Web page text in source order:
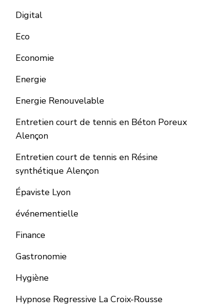
Digital
Eco
Economie
Energie
Energie Renouvelable
Entretien court de tennis en Béton Poreux
Alençon
Entretien court de tennis en Résine
synthétique Alençon
Épaviste Lyon
événementielle
Finance
Gastronomie
Hygiène
Hypnose Regressive La Croix-Rousse